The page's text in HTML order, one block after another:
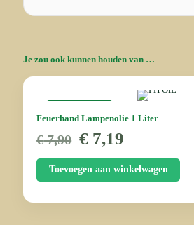
Je zou ook kunnen houden van …
Feuerhand Lampenolie 1 Liter
€7,90 Oorspronkelijke
prijs
was:
€ 7,90.
€ 7,19
is:
€ 7,19.
Toevoegen aan winkelwagen